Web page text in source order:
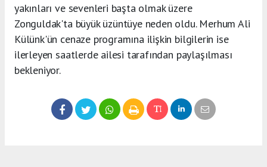
yakınları ve sevenleri başta olmak üzere
Zonguldak'ta büyük üzüntüye neden oldu. Merhum Ali
Külünk'ün cenaze programına ilişkin bilgilerin ise
ilerleyen saatlerde ailesi tarafından paylaşılması
bekleniyor.